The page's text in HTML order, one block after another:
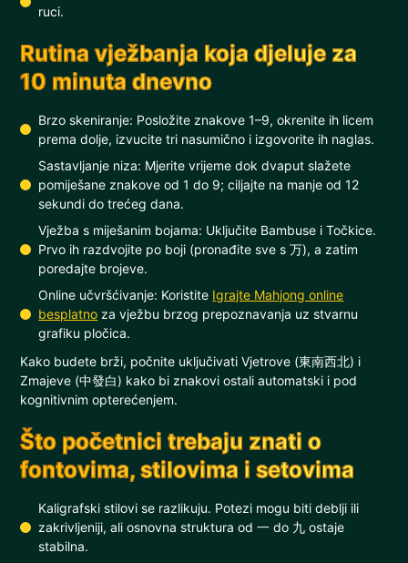
ruci.
Rutina vježbanja koja djeluje za
10 minuta dnevno
Brzo skeniranje: Posložite znakove 1–9, okrenite ih licem
prema dolje, izvucite tri nasumično i izgovorite ih naglas.
Sastavljanje niza: Mjerite vrijeme dok dvaput slažete
pomiješane znakove od 1 do 9; ciljajte na manje od 12
sekundi do trećeg dana.
Vježba s miješanim bojama: Uključite Bambuse i Točkice.
Prvo ih razdvojite po boji (pronađite sve s 万), a zatim
poredajte brojeve.
Online učvršćivanje: Koristite Igrajte Mahjong online
besplatno za vježbu brzog prepoznavanja uz stvarnu
grafiku pločica.
Kako budete brži, počnite uključivati Vjetrove (東南西北) i
Zmajeve (中發白) kako bi znakovi ostali automatski i pod
kognitivnim opterećenjem.
Što početnici trebaju znati o
fontovima, stilovima i setovima
Kaligrafski stilovi se razlikuju. Potezi mogu biti deblji ili
zakrivljeniji, ali osnovna struktura od 一 do 九 ostaje
stabilna.